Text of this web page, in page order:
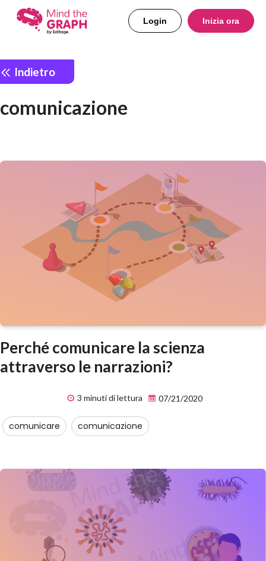
Login Inizia ora
Indietro
comunicazione
Perché comunicare la scienza
attraverso le narrazioni?
3 minuti di lettura 07/21/2020
comunicare comunicazione